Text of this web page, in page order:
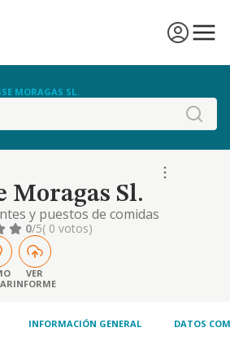
MORAGAS SL.
Moragas Sl.
y puestos de comidas
0/5( 0 votos)
VER
INFORME
INFORMACIÓN GENERAL DATOS